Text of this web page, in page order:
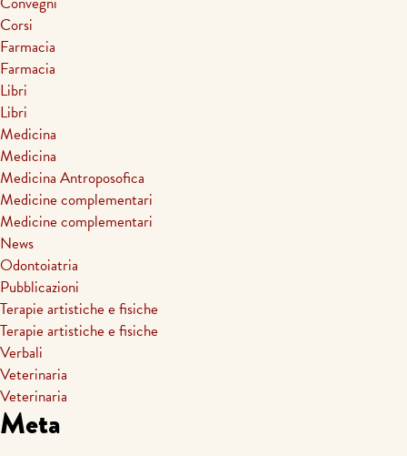
Corsi
Farmacia
Farmacia
Libri
Libri
Medicina
Medicina
Medicina Antroposofica
Medicine complementari
Medicine complementari
News
Odontoiatria
Pubblicazioni
Terapie artistiche e fisiche
Terapie artistiche e fisiche
Verbali
Veterinaria
Veterinaria
Meta